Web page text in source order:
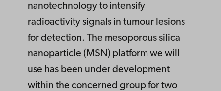
nanotechnology to intensify
radioactivity signals in tumour lesions
for detection. The mesoporous silica
nanoparticle (MSN) platform we will
use has been under development
within the concerned group for two